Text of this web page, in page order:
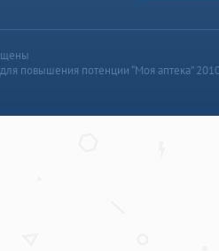
повышения потенции “Моя аптека”